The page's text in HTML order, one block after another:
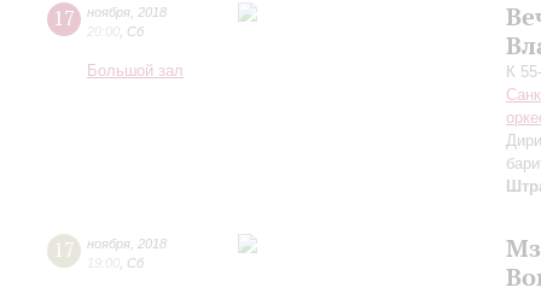
17 ноября 2018
20:00 Сб
Большой зал
К
17 ноября 2018
19:00 Сб